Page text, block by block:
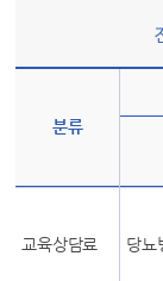
분류
교육상담료 당뇨